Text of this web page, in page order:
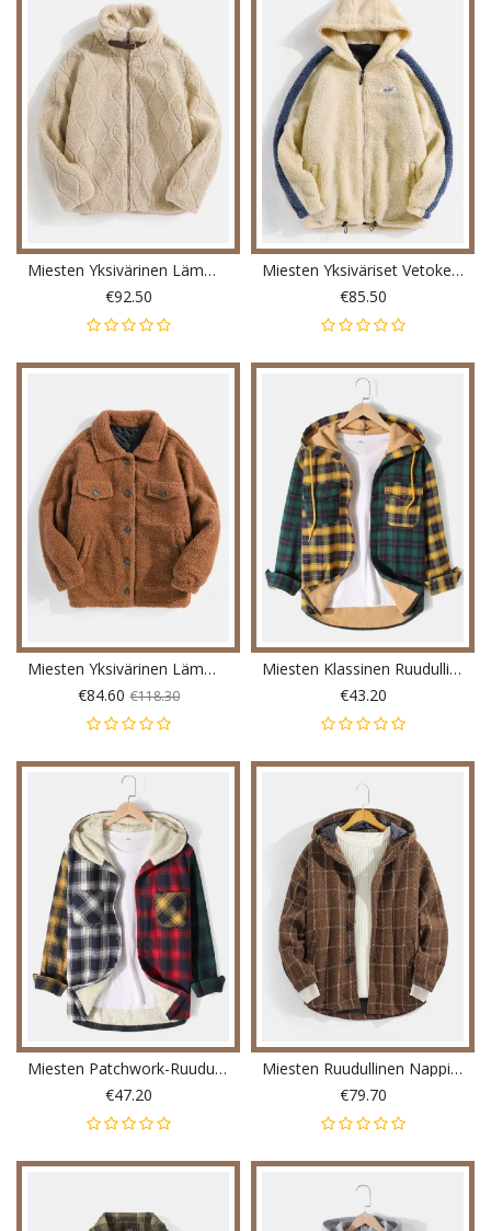
Miesten Yksivärinen Lämmin Kaulapanta Pitkähihainen Fleece-Pehmotakki
€92.50
Miesten Yksiväriset Vetoketjulliset Shearling Lämminhupulliset Takit
€85.50
Miesten Yksivärinen Lämmin Fleece Pitkähihainen Pehmotakki
€84.60 €118.30
Miesten Klassinen Ruudullinen Tilkkutukkainen Rintatasku Lämminvuorattu Hupullinen Takki
€43.20
Miesten Patchwork-Ruudullinen Lämmin Fleecevuorattu Pitkähihainen Hupullinen Takki
€47.20
Miesten Ruudullinen Nappikiinnitys Viisto Tasku Villakankainen Hupullinen Takki
€79.70